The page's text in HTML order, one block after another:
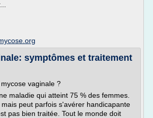
symptômes et traitement
vaginale ?
maladie qui atteint 75 % des femmes.
peut parfois s'avérer handicapante
pas bien traitée. Tout le monde doit